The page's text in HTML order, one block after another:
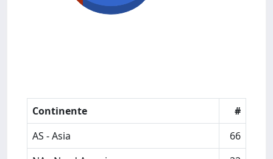
Continente
#
AS - Asia
66